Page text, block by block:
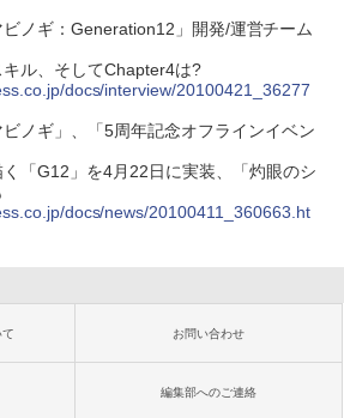
ビノギ：Generation12」開発/運営チーム
ル、そしてChapter4は?
docs/interview/20100421_36277
ビノギ」、「5周年記念オフラインイベン
「G12」を4月22日に実装、「灼眼のシ
docs/news/20100411_360663.ht
お問い合わせ
編集部へのご連絡